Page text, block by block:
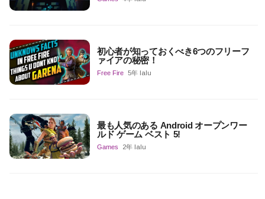
初心者が知っておくべき6つのフリーフ
ァイアの秘密！
Free Fire 5年 lalu
最も人気のある Android オープンワー
ルド ゲーム ベスト 5!
Games 2年 lalu